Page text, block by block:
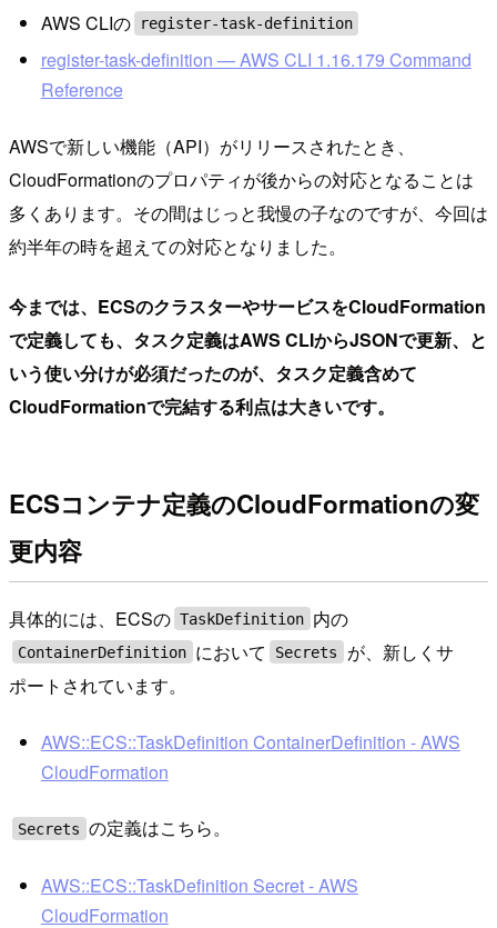
AWS CLIの
register-task-definition
register-task-definition — AWS CLI 1.16.179 Command
Reference
AWSで新しい機能（API）がリリースされたとき、
CloudFormationのプロパティが後からの対応となることは
多くあります。その間はじっと我慢の子なのですが、今回は
約半年の時を超えての対応となりました。
今までは、ECSのクラスターやサービスをCloudFormation
で定義しても、タスク定義はAWS CLIからJSONで更新、と
いう使い分けが必須だったのが、タスク定義含めて
CloudFormationで完結する利点は大きいです。
ECSコンテナ定義のCloudFormationの変
更内容
具体的には、ECSの TaskDefinition 内の
ContainerDefinition において Secrets
が、新しくサ
ポートされています。
AWS::ECS::TaskDefinition ContainerDefinition - AWS
CloudFormation
Secrets の定義はこちら。
AWS::ECS::TaskDefinition Secret - AWS
CloudFormation